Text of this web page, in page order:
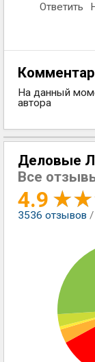
Ответить
На данный
автора
Деловые
Все
4.9
3536 отзывов /